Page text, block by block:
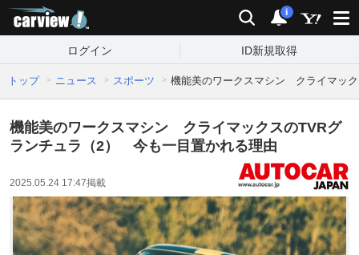
検索 通知
i
ログイン ID新規取得
トップ ニュース スポーツ 機能美のワークスマシン クライマッ
機能美のワークスマシン クライマックスのTVRグ
ランチュラ（2） 今も一目置かれる理由
2025.05.24 17:47掲載